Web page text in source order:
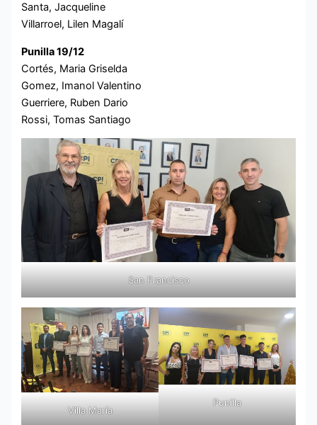
Santa, Jacqueline
Villarroel, Lilen Magalí
Punilla 19/12
Cortés, Maria Griselda
Gomez, Imanol Valentino
Guerriere, Ruben Dario
Rossi, Tomas Santiago
San Francisco
Villa María
Punilla